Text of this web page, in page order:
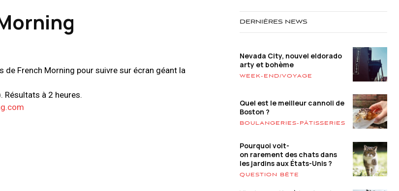
de French Morning pour suivre sur écran géant la
Résultats à 2 heures.
DERNIÈRES NEWS
Nevada City, nouvel eldorado
arty et bohème
WEEK-END/VOYAGE
Quel est le meilleur cannoli de
Boston ?
BOULANGERIES-PÂTISSERIES
Pourquoi voit-
on rarement des chats dans
les jardins aux États-Unis ?
QUESTION BÊTE